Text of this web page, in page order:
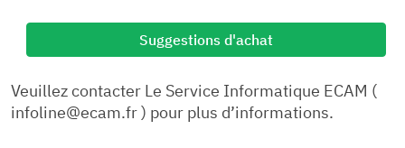
Suggestions d'achat
Veuillez contacter Le Service Informatique ECAM (
infoline@ecam.fr ) pour plus d’informations.